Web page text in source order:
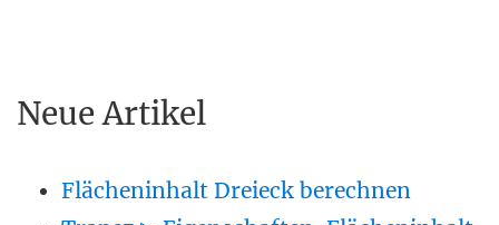
Neue Artikel
Flächeninhalt Dreieck berechnen